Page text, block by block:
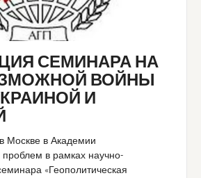
СЕМИНАРА НА
ВОЙНЫ
И
в Москве в Академии
проблем в рамках научно-
«Геополитическая